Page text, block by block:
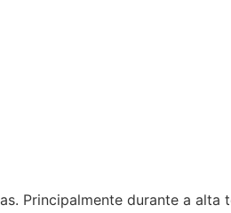
Principalmente durante a alta